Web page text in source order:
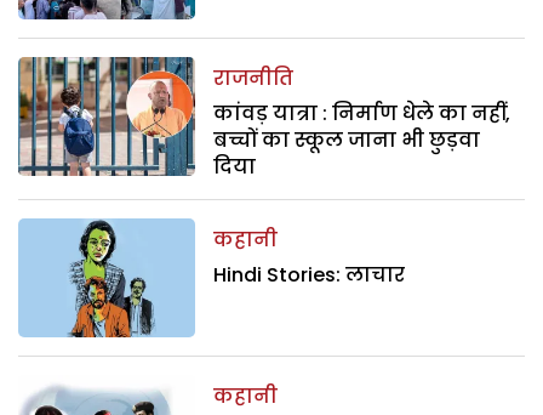
राजनीति
कांवड़ यात्रा : निर्माण धेले का नहीं,
बच्चों का स्कूल जाना भी छुड़वा
दिया
कहानी
Hindi Stories: लाचार
कहानी